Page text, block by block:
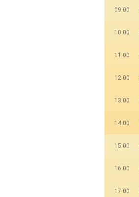
09:00
10:00
11:00
12:00
13:00
14:00
15:00
16:00
17:00